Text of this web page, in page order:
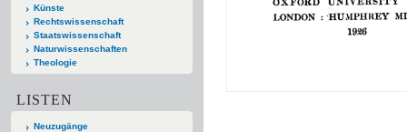
Künste
Rechtswissenschaft
Staatswissenschaft
Naturwissenschaften
Theologie
LISTEN
Neuzugänge